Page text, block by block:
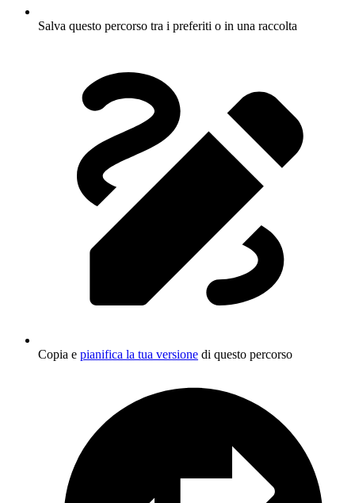
Salva questo percorso tra i preferiti o in una raccolta
Copia e pianifica la tua versione di questo percorso